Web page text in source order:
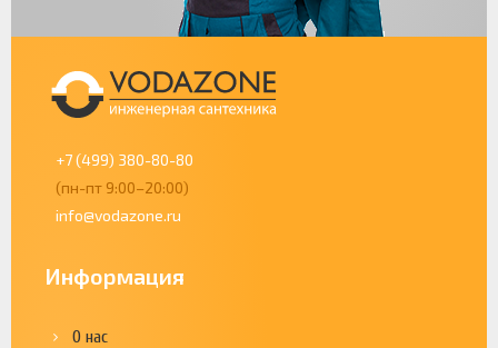
+7 (499) 380-80-80
(пн-пт 9:00–20:00)
info@vodazone.ru
Информация
О нас